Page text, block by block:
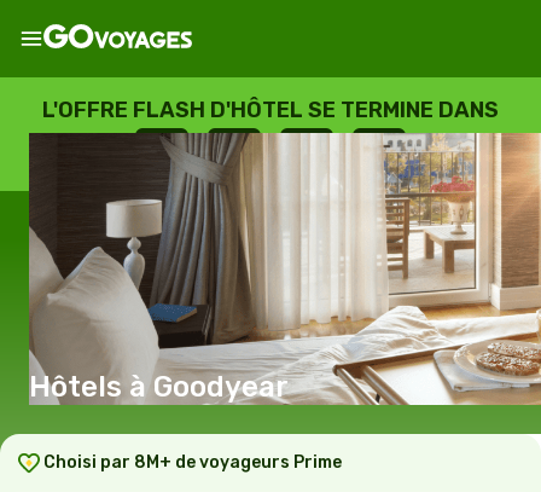
L'OFFRE FLASH D'HÔTEL SE TERMINE DANS
--
JOURS
: --
HEURES
: --
SECONDES
Hôtels à Goodyear
Choisi par 8M+ de voyageurs Prime